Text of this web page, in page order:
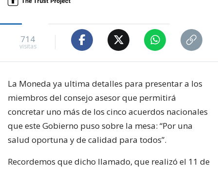
714
visitas
La Moneda ya ultima detalles para presentar a los
miembros del consejo asesor que permitirá
concretar uno más de los cinco acuerdos nacionales
que este Gobierno puso sobre la mesa: “Por una
salud oportuna y de calidad para todos”.
Recordemos que dicho llamado, que realizó el 11 de